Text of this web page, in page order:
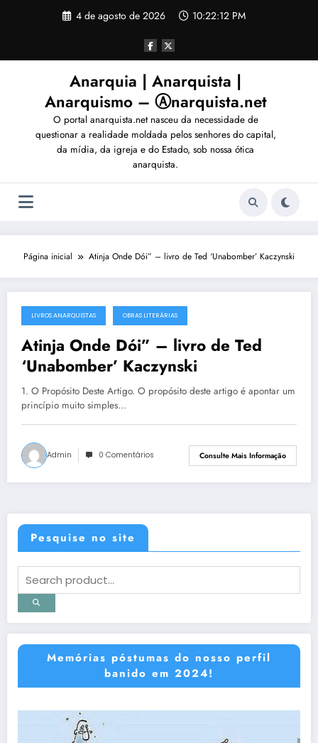
4 de agosto de 2026 10:22:15 PM
Anarquia | Anarquista |
Anarquismo – Ⓐnarquista.net
O portal anarquista.net nasceu da necessidade de
questionar a realidade moldada pelos senhores do capital,
da mídia, da igreja e do Estado, sob nossa ótica
anarquista.
Página inicial Atinja Onde Dói” – livro de Ted ‘Unabomber’ Kaczynski
19 de março de 2015
LIVROS ANARQUISTAS OBRAS LITERÁRIAS
Atinja Onde Dói” – livro de Ted
‘Unabomber’ Kaczynski
1. O Propósito Deste Artigo. O propósito deste artigo é apontar um
princípio muito simples…
Admin 0 Comentários Consulte Mais Informação
Pesquise no site
Memórias póstumas do nosso perfil
banido em 2024!